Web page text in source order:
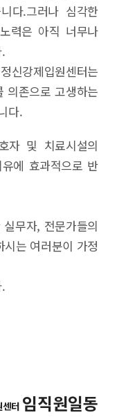
다.그러나 심각한
력은 아직 너무나
강제입원센터는
의존으로 고생하는
다.
자 및 치료시설의
에 효과적으로 반
무자, 전문가들의
는 여러분이 가정
터 임직원일동